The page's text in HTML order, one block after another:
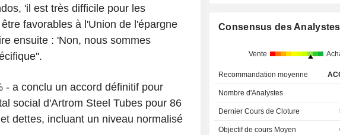
'il est très difficile pour les
favorables à l'Union de l'épargne
ensuite : 'Non, nous sommes
- a conclu un accord définitif pour
social d'Artrom Steel Tubes pour 86
dettes, incluant un niveau normalisé
Consensus des Analystes
Vente
Recommandation moyenne
Nombre d'Analystes
Dernier Cours de Cloture
Objectif de cours Moyen